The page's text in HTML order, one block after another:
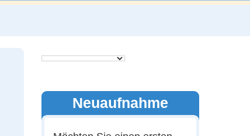
Neuaufnahme